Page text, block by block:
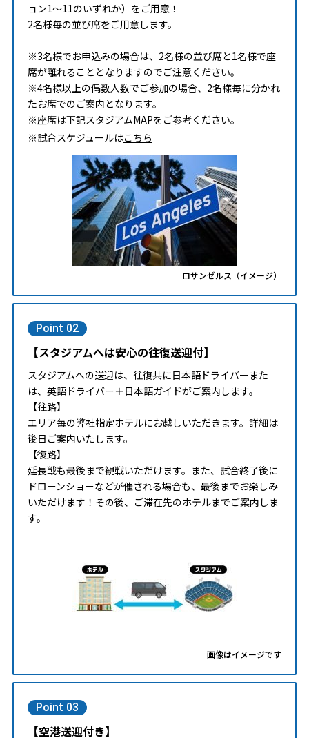
ョン1～11のいずれか）をご用意！
2名様毎の並び席をご用意します。
※3名様でお申込みの場合は、2名様の並び席と1名様で座
席が離れることとなりますのでご注意ください。
※4名様以上の偶数人数でご参加の場合、2名様毎に分かれ
たお席でのご案内となります。
※座席は下記スタジアムMAPをご参考ください。
※試合スケジュールはこちら
ロサンゼルス（イメージ）
Point 02
【スタジアムへは安心の往復送迎付】
スタジアムへの送迎は、往復共に日本語ドライバーまた
は、英語ドライバー＋日本語ガイドがご案内します。
【往路】
エリア毎の弊社指定ホテルにお越しいただきます。詳細は
後日ご案内いたします。
【復路】
延長戦も最後まで観戦いただけます。また、試合終了後に
ドローンショーなどが催される場合も、最後までお楽しみ
いただけます！その後、ご滞在先のホテルまでご案内しま
す。
画像はイメージです
Point 03
【空港送迎付き】